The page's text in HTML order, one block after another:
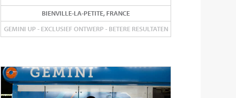
BIENVILLE-LA-PETITE, FRANCE
GEMINI UP - EXCLUSIEF ONTWERP - BETERE RESULTATEN